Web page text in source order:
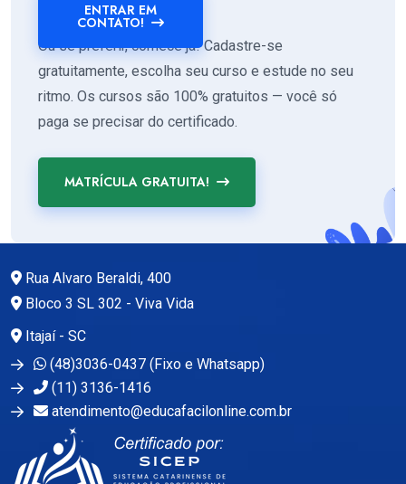
ENTRAR EM
CONTATO!
Ou se preferir, comece já! Cadastre-se
gratuitamente, escolha seu curso e estude no seu
ritmo. Os cursos são 100% gratuitos — você só
paga se precisar do certificado.
MATRÍCULA GRATUITA!
Rua Alvaro Beraldi, 400
Bloco 3 SL 302 - Viva Vida
Itajaí - SC
(48)3036-0437 (Fixo e Whatsapp)
(11) 3136-1416
atendimento@educafacilonline.com.br